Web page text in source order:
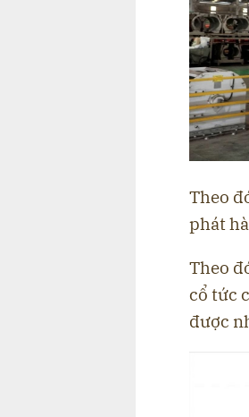
Theo
phát
Theo
cổ tức
được